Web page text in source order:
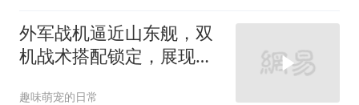
外军战机逼近山东舰，双
机战术搭配锁定，展现中
趣味萌宠的日常